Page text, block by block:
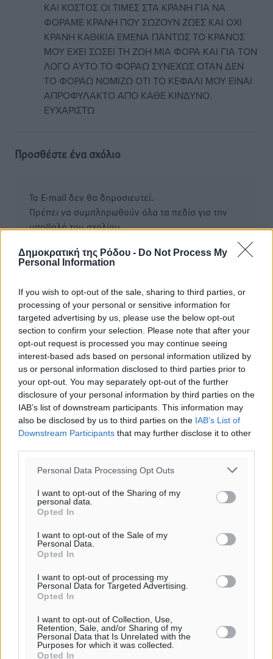
Δημοκρατική της Ρόδου - Do Not Process My
Personal Information
If you wish to opt-out of the sale, sharing to third parties, or
processing of your personal or sensitive information for
targeted advertising by us, please use the below opt-out
section to confirm your selection. Please note that after your
opt-out request is processed you may continue seeing
interest-based ads based on personal information utilized by
us or personal information disclosed to third parties prior to
your opt-out. You may separately opt-out of the further
disclosure of your personal information by third parties on the
IAB’s list of downstream participants. This information may
also be disclosed by us to third parties on the IAB’s List of
Downstream Participants that may further disclose it to other
Personal Data Processing Opt Outs
I want to opt-out of the Sharing of my
personal data.
Opted In
I want to opt-out of the Sale of my
Personal Data.
Opted In
I want to opt-out of processing my
Personal Data for Targeted Advertising.
Opted In
I want to opt-out of Collection, Use,
Retention, Sale, and/or Sharing of my
Personal Data that Is Unrelated with the
Purposes for which it was collected.
Opted In
ΚΑΙ ΚΟΣΤΟΣ ΟΙ ΤΙΜΕΣ ΣΤΑ ΚΡΑΝΗ ΓΙΑ ΝΑ
ΦΟΡΑΜΕ ΚΡΑΝΗ ΠΟΥ ΣΩΖΟΥΝ ΖΩΕΣ ΚΑΙ ΟΧΙ
ΚΡΑΝΗ ΚΑΘΙΚΙΑ ΕΜΕΝΑ ΠΑΝΤΩΣ ΤΟ ΚΡΑΝΟΣ
ΜΟΥ ΕΧΕΙ ΣΩΣΕΙ ΤΗ ΖΩΗ ΜΙΑ ΦΟΡΑ ΚΑΙ ΓΙΑ ΤΟΝ
ΛΟΓΟ ΑΥΤΟ ΤΟ ΦΟΡΑΩ ΣΥΝΕΧΩΣ ΟΤΑΝ ΔΕΝ
ΤΟ ΦΟΡΑΩ ΝΟΜΙΖΩ ΟΤΙ ΤΟ ΚΕΦΑΛΙ ΜΟΥ ΕΙΝΑΙ
ΑΠΡΟΦΥΛΑΚΤΟ ΑΠΟ ΚΑΘΕ ΚΙΝΔΥΝΟ.
ΕΥΧΑΡΙΣΤΩ
Προσθέστε ένα σχόλιο
Το E-mail δεν θα δημοσιευτεί.
Πρέπει να συμπληρωθούν όλα τα πεδία για την
υποβολή του σχολίου.
Όνοματεπώνυμο Email
Φύλαξε τα στοιχεία μου για την επόμενη φορά.
Υπενθύμιση:
ιστοσελίδες είναι απαραίτητη η χρήση του παρακάτω
παρεχόμενου συνδέσμου παραπομπής προς το άρθρο